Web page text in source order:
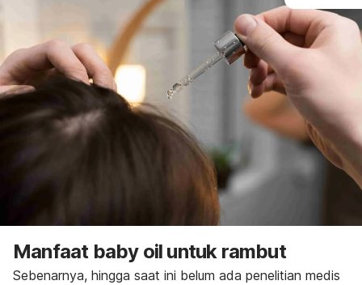
Manfaat baby oil untuk rambut
Sebenarnya, hingga saat ini belum ada penelitian medis